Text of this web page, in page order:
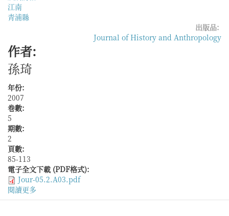
江南
青浦縣
出版品:
Journal of History and Anthropology
作者:
孫琦
年份:
2007
卷數:
5
期數:
2
頁數:
85-113
電子全文下載 (PDF格式):
Jour-05.2.A03.pdf
閱讀更多
於